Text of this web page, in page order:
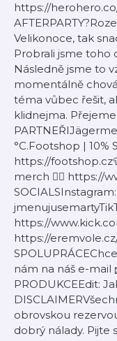
https://herohero.co/
Velikonoce, tak
Probrali jsme toho
Následně jsme to
momentálně
téma vůbec řešit,
klidnejma.
°C.Footshop | 10%
https://
merch 👉🏼 https://
https://
https://eremvole.cz/
nám na náš e-mail
PRODUKCEEdit:
obrovskou
dobrý nálady. Pijte